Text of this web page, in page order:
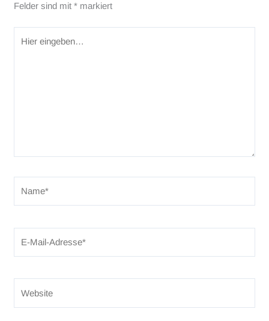
Felder sind mit* markiert
eingeben…
Mail-